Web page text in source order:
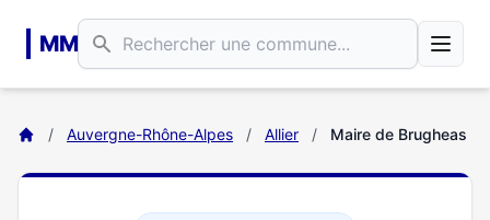
MM
/ Auvergne-Rhône-Alpes / Allier / Maire de Brugheas